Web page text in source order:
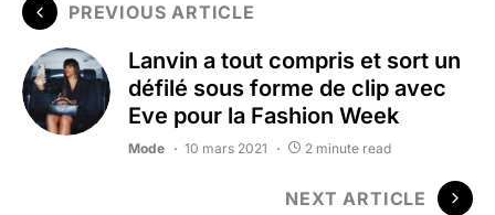
PREVIOUS ARTICLE
Lanvin a tout compris et sort un
défilé sous forme de clip avec
Eve pour la Fashion Week
Mode 10 mars 2021 2 minute read
NEXT ARTICLE